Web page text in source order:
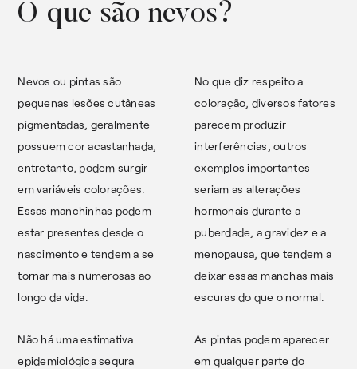
O que são nevos?
Nevos ou pintas são
pequenas lesões cutâneas
pigmentadas, geralmente
possuem cor acastanhada,
entretanto, podem surgir
em variáveis colorações.
Essas manchinhas podem
estar presentes desde o
nascimento e tendem a se
tornar mais numerosas ao
longo da vida.
Não há uma estimativa
epidemiológica segura
No que diz respeito a
coloração, diversos fatores
parecem produzir
interferências, outros
exemplos importantes
seriam as alterações
hormonais durante a
puberdade, a gravidez e a
menopausa, que tendem a
deixar essas manchas mais
escuras do que o normal.
As pintas podem aparecer
em qualquer parte do